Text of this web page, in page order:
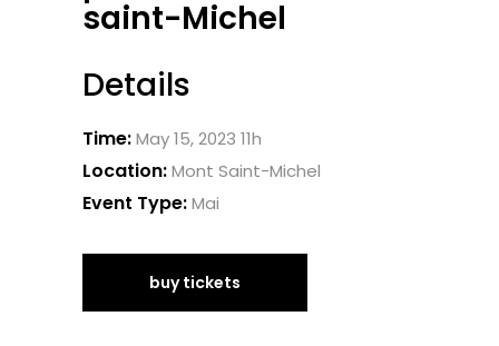
saint-Michel
Details
Time:May 15, 2023 11h
Location:Mont Saint-Michel
Event Type:Mai
buy tickets